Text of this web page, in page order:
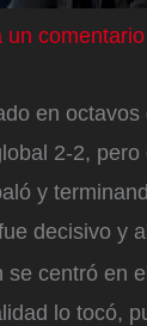
un comentario
en octavos
2-2,
y
decisivo y
centró en
lo tocó,